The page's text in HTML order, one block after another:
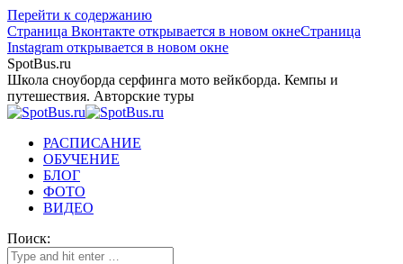
Перейти к содержанию
Страница Вконтакте открывается в новом окнеСтраница
Instagram открывается в новом окне
SpotBus.ru
Школа сноуборда серфинга мото вейкборда. Кемпы и
путешествия. Авторские туры
РАСПИСАНИЕ
ОБУЧЕНИЕ
БЛОГ
ФОТО
ВИДЕО
Поиск: